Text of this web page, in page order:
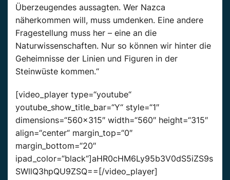
Überzeugendes aussagten. Wer Nazca
näherkommen will, muss umdenken. Eine andere
Fragestellung muss her – eine an die
Naturwissenschaften. Nur so können wir hinter die
Geheimnisse der Linien und Figuren in der
Steinwüste kommen.“
[video_player type=“youtube“
youtube_show_title_bar=“Y“ style=“1″
dimensions=“560×315″ width=“560″ height=“315″
align=“center“ margin_top=“0″
margin_bottom=“20″
ipad_color=“black“]aHR0cHM6Ly95b3V0dS5iZS9s
SWllQ3hpQU9ZSQ==[/video_player]